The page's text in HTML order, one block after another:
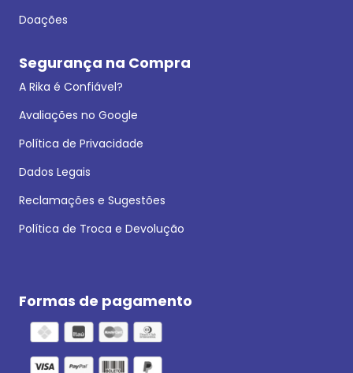
Doações
Segurança na Compra
A Rika é Confiável?
Avaliações no Google
Política de Privacidade
Dados Legais
Reclamações e Sugestões
Política de Troca e Devolução
Formas de pagamento